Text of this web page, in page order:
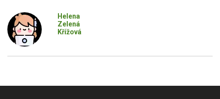
Helena
Zelená
Křížová